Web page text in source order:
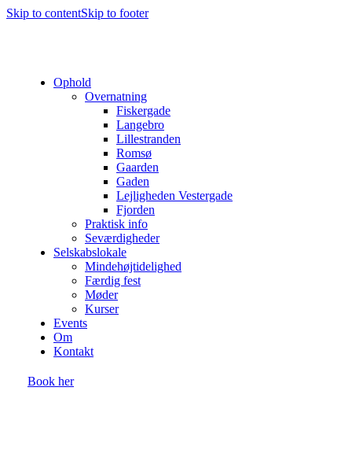
Skip to contentSkip to footer
Ophold
Overnatning
Fiskergade
Langebro
Lillestranden
Romsø
Gaarden
Gaden
Lejligheden Vestergade
Fjorden
Praktisk info
Seværdigheder
Selskabslokale
Mindehøjtidelighed
Færdig fest
Møder
Kurser
Events
Om
Kontakt
Book her